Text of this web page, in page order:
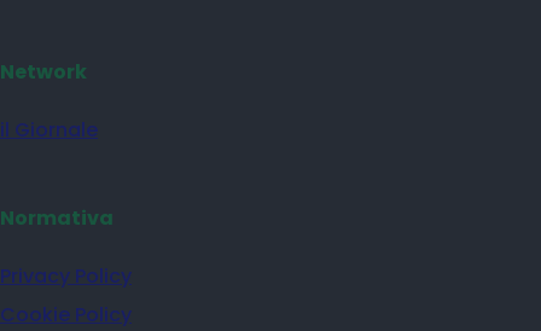
Network
il Giornale
Normativa
Privacy Policy
Cookie Policy